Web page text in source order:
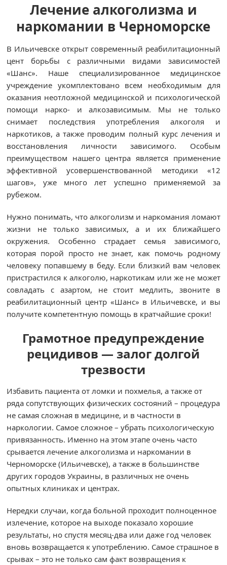
Лечение алкоголизма и
наркомании в Черноморске
В Ильичевске открыт современный реабилитационный
цент борьбы с различными видами зависимостей
«Шанс». Наше специализированное медицинское
учреждение укомплектовано всем необходимым для
оказания неотложной медицинской и психологической
помощи нарко- и алкозависимым. Мы не только
снимает последствия употребления алкоголя и
наркотиков, а также проводим полный курс лечения и
восстановления личности зависимого. Особым
преимуществом нашего центра является применение
эффективной усовершенствованной методики «12
шагов», уже много лет успешно применяемой за
рубежом.
Нужно понимать, что алкоголизм и наркомания ломают
жизни не только зависимых, а и их ближайшего
окружения. Особенно страдает семья зависимого,
которая порой просто не знает, как помочь родному
человеку попавшему в беду. Если близкий вам человек
пристрастился к алкоголю, наркотикам или же не может
совладать с азартом, не стоит медлить, звоните в
реабилитационный центр «Шанс» в Ильичевске, и вы
получите компетентную помощь в кратчайшие сроки!
Грамотное предупреждение
рецидивов — залог долгой
трезвости
Избавить пациента от ломки и похмелья, а также от
ряда сопутствующих физических состояний – процедура
не самая сложная в медицине, и в частности в
наркологии. Самое сложное – убрать психологическую
привязанность. Именно на этом этапе очень часто
срывается лечение алкоголизма и наркомании в
Черноморске (Ильичевске), а также в большинстве
других городов Украины, в различных не очень
опытных клиниках и центрах.
Нередки случаи, когда больной проходит полноценное
излечение, которое на выходе показало хорошие
результаты, но спустя месяц-два или даже год человек
вновь возвращается к употреблению. Самое страшное в
срывах – это не только сам факт возвращения к